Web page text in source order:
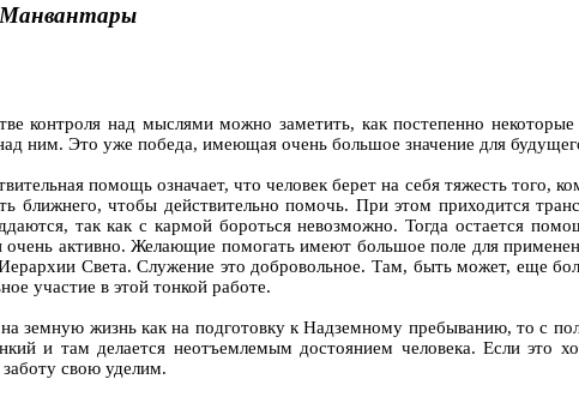
контроля над мыслями можно заметить, как постепенно
ним. Это уже победа, имеющая очень большое значение для
помощь означает, что человек берет на себя тяжесть
ближнего, чтобы действительно помочь. При этом приходится
так как с кармой бороться невозможно. Тогда остается
активно. Желающие помогать имеют большое поле для
Света. Служение это добровольное. Там, быть может, еще
участие в этой тонкой работе.
земную жизнь как на подготовку к Надземному пребыванию, то с
и там делается неотъемлемым достоянием человека. Если это
свою уделим.